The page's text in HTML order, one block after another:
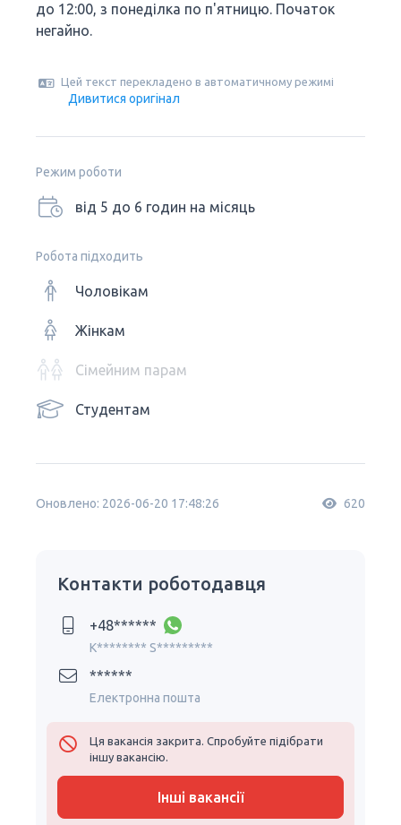
до 12:00, з понеділка по п'ятницю. Початок
негайно.
Цей текст перекладено в автоматичному режимі
Дивитися оригінал
Режим роботи
від 5 до 6 годин на місяць
Робота підходить
Чоловікам
Жінкам
Сімейним парам
Студентам
Оновлено: 2026-06-20 17:48:26 620
Контакти роботодавця
+48******
K******** S*********
******
Електронна пошта
Ця вакансія закрита. Спробуйте підібрати
іншу вакансію.
Інші вакансії